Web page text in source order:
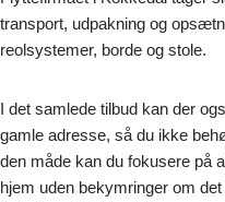
transport, udpakning og
reolsystemer, borde og stole.
I det samlede tilbud kan der
gamle adresse, så du ikke
den måde kan du fokusere på
hjem uden bekymringer om